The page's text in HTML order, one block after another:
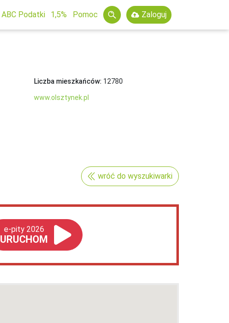
ABC Podatki 1,5% Pomoc Zaloguj
Liczba mieszkańców: 12780
www.olsztynek.pl
wróć do wyszukiwarki
e-pity 2026
URUCHOM